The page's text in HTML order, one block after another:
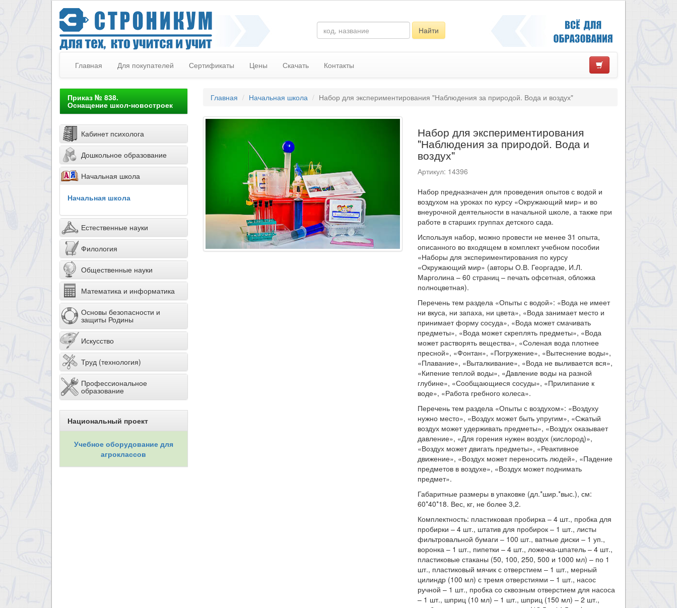
Найти
Главная Для покупателей Сертификаты Цены Скачать Контакты
Приказ № 838.
Оснащение школ-новостроек
Кабинет психолога
Дошкольное образование
Начальная школа
Начальная школа
Естественные науки
Филология
Общественные науки
Математика и информатика
Основы безопасности и
защиты Родины
Искусство
Труд (технология)
Профессиональное
образование
Национальный проект
Учебное оборудование для
агроклассов
Главная Начальная школа Набор для экспериментирования "Наблюдения за природой. Вода и воздух"
Набор для экспериментирования
"Наблюдения за природой. Вода и
воздух"
Артикул: 14396
Набор предназначен для проведения опытов с водой и
воздухом на уроках по курсу «Окружающий мир» и во
внеурочной деятельности в начальной школе, а также при
работе в старших группах детского сада.
Используя набор, можно провести не менее 31 опыта,
описанного во входящем в комплект учебном пособии
«Наборы для экспериментирования по курсу
«Окружающий мир» (авторы О.В. Георгадзе, И.Л.
Марголина – 60 страниц – печать офсетная, обложка
полноцветная).
Перечень тем раздела «Опыты с водой»: «Вода не имеет
ни вкуса, ни запаха, ни цвета», «Вода занимает место и
принимает форму сосуда», «Вода может смачивать
предметы», «Вода может скреплять предметы», «Вода
может растворять вещества», «Соленая вода плотнее
пресной», «Фонтан», «Погружение», «Вытеснение воды»,
«Плавание», «Выталкивание», «Вода не выливается вся»,
«Кипение теплой воды», «Давление воды на разной
глубине», «Сообщающиеся сосуды», «Прилипание к
воде», «Работа гребного колеса».
Перечень тем раздела «Опыты с воздухом»: «Воздуху
нужно место», «Воздух может быть упругим», «Сжатый
воздух может удерживать предметы», «Воздух оказывает
давление», «Для горения нужен воздух (кислород)»,
«Воздух может двигать предметы», «Реактивное
движение», «Воздух может переносить людей», «Падение
предметов в воздухе», «Воздух может поднимать
предмет».
Габаритные размеры в упаковке (дл.*шир.*выс.), см:
60*40*18. Вес, кг, не более 3,2.
Комплектность: пластиковая пробирка – 4 шт., пробка для
пробирки – 4 шт., штатив для пробирок – 1 шт., листы
фильтровальной бумаги – 100 шт., ватные диски – 1 уп.,
воронка – 1 шт., пипетки – 4 шт., ложечка-шпатель – 4 шт.,
пластиковые стаканы (50, 100, 250, 500 и 1000 мл) – по 1
шт., пластиковый мячик с отверстием – 1 шт., мерный
цилиндр (100 мл) с тремя отверстиями – 1 шт., насос
ручной – 1 шт., пробка со сквозным отверстием для насоса
– 1 шт., шприц (10 мл) – 1 шт., шприц (150 мл) – 2 шт.,